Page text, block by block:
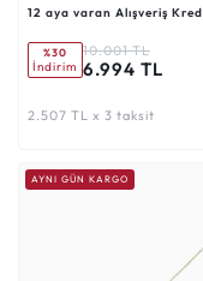
12 aya varan Alışveriş
%30
İndirim
10.001 TL
6.994 TL
2.507 TL x 3 taksit
AYNI GÜN KARGO